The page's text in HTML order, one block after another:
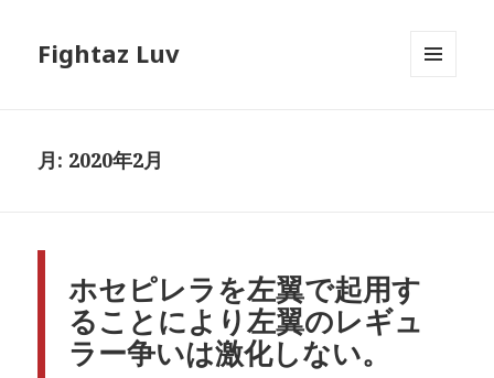
Fightaz Luv
月: 2020年2月
ホセピレラを左翼で起用す
ることにより左翼のレギュ
ラー争いは激化しない。